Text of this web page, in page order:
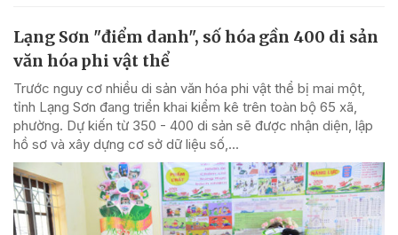
Lạng Sơn "điểm danh", số hóa gần 400 di sản
văn hóa phi vật thể
Trước nguy cơ nhiều di sản văn hóa phi vật thể bị mai một,
tỉnh Lạng Sơn đang triển khai kiểm kê trên toàn bộ 65 xã,
phường. Dự kiến từ 350 - 400 di sản sẽ được nhận diện, lập
hồ sơ và xây dựng cơ sở dữ liệu số,...